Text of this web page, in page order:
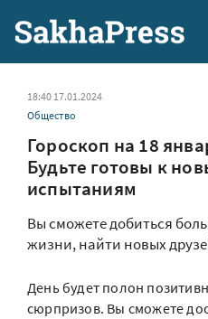
18:40 17.01.2024
Общество
Гороскоп на 18
Будьте готовы к
испытаниям
Вы сможете добиться
жизни, найти новых
День будет полон
сюрпризов. Вы сможете